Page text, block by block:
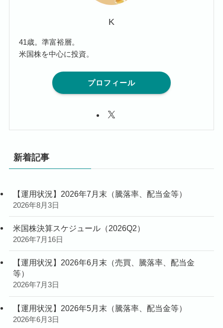
K
41歳。準富裕層。
米国株を中心に投資。
プロフィール
新着記事
【運用状況】2026年7月末（騰落率、配当金等）
2026年8月3日
米国株決算スケジュール（2026Q2）
2026年7月16日
【運用状況】2026年6月末（売買、騰落率、配当金
等）
2026年7月3日
【運用状況】2026年5月末（騰落率、配当金等）
2026年6月3日